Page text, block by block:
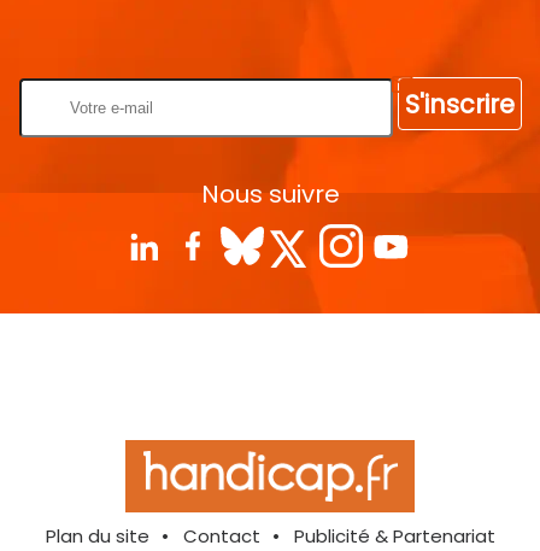
S'inscrire
Nous suivre
Plan du site Contact
Publicité & Partenariat